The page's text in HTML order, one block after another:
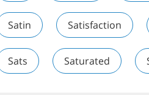
Satin Satisfaction
Sats Saturated